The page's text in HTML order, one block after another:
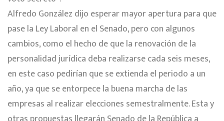
Alfredo González dijo esperar mayor apertura para que
pase la Ley Laboral en el Senado, pero con algunos
cambios, como el hecho de que la renovación de la
personalidad jurídica deba realizarse cada seis meses,
en este caso pedirían que se extienda el periodo a un
año, ya que se entorpece la buena marcha de las
empresas al realizar elecciones semestralmente. Esta y